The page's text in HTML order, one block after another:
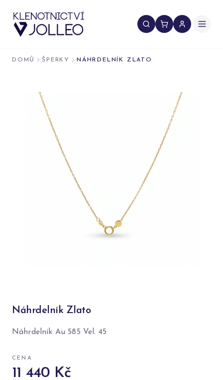
DOMŮ ŠPERKY NÁHRDELNÍK ZLATO
Náhrdelník Zlato
Náhrdelník Au 585 Vel. 45
CENA
11 440 Kč